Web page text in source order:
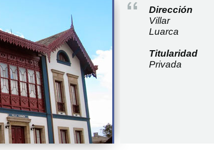
Dirección
Villar
Luarca
Titularidad
Privada